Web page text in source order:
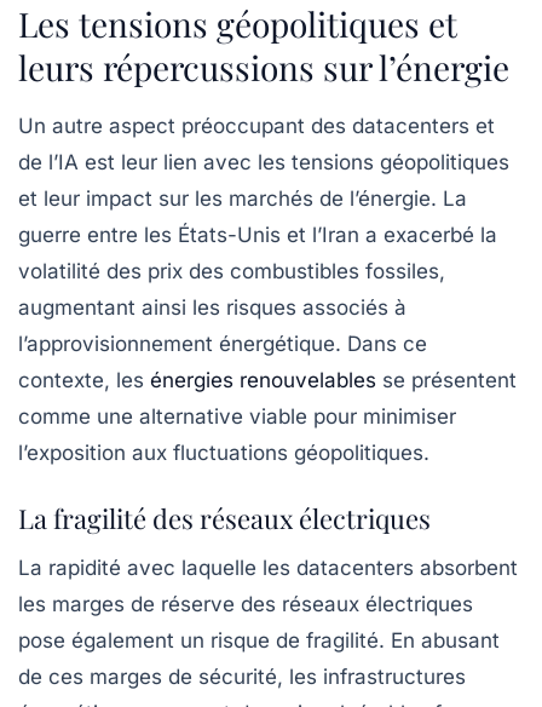
Les tensions géopolitiques et
leurs répercussions sur l’énergie
Un autre aspect préoccupant des datacenters et
de l’IA est leur lien avec les tensions géopolitiques
et leur impact sur les marchés de l’énergie. La
guerre entre les États-Unis et l’Iran a exacerbé la
volatilité des prix des combustibles fossiles,
augmentant ainsi les risques associés à
l’approvisionnement énergétique. Dans ce
contexte, les énergies renouvelables se présentent
comme une alternative viable pour minimiser
l’exposition aux fluctuations géopolitiques.
La fragilité des réseaux électriques
La rapidité avec laquelle les datacenters absorbent
les marges de réserve des réseaux électriques
pose également un risque de fragilité. En abusant
de ces marges de sécurité, les infrastructures